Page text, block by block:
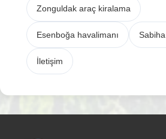
Zonguldak araç kiralama
Esenboğa havalimanı
İletişim